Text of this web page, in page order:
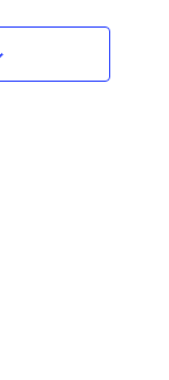
and
Views